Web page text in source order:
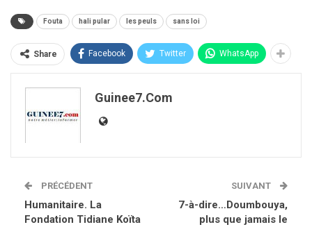
Fouta hali pular les peuls sans loi
Share Facebook Twitter WhatsApp
Guinee7.com
PRÉCÉDENT
Humanitaire. La
Fondation Tidiane Koïta
SUIVANT
7-à-dire…Doumbouya,
plus que jamais le